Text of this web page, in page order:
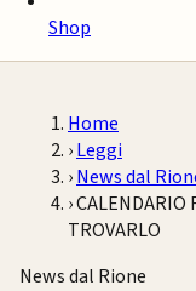
Shop
Home
›Leggi
›News dal
›CALENDARIO
TROVARLO
News dal Rione